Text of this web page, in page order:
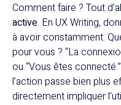
Comment faire ? Tout
active. En UX Writing,
à avoir constamment.
pour vous ? “La
ou “Vous êtes
l’action passe bien plus
directement impliquer